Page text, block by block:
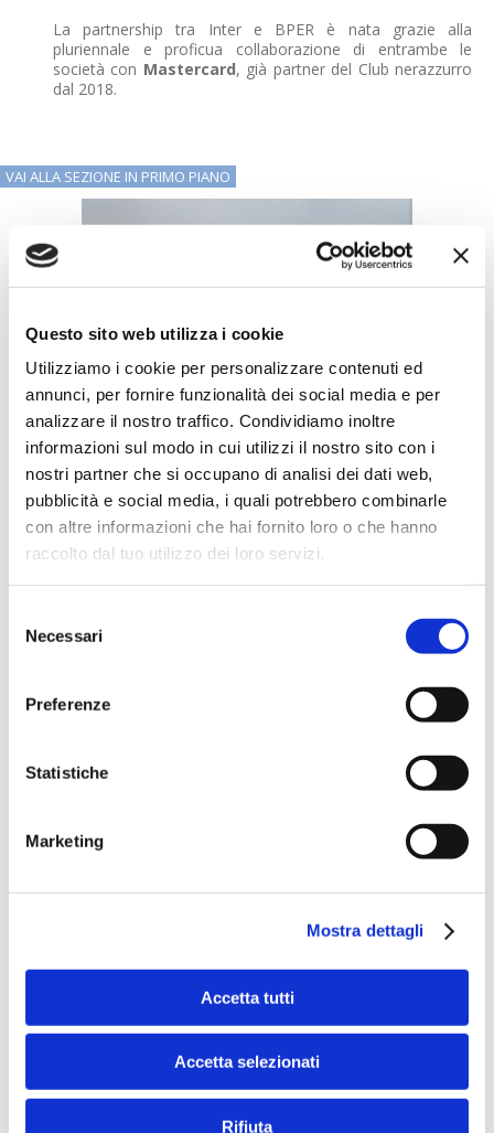
Questo sito web utilizza i cookie
Utilizziamo i cookie per personalizzare contenuti ed
annunci, per fornire funzionalità dei social media e per
analizzare il nostro traffico. Condividiamo inoltre
informazioni sul modo in cui utilizzi il nostro sito con i
nostri partner che si occupano di analisi dei dati web,
pubblicità e social media, i quali potrebbero combinarle
con altre informazioni che hai fornito loro o che hanno
raccolto dal tuo utilizzo dei loro servizi.
delNecessari
Preferenze
Statistiche
Marketing
Mostra dettagli
Accetta tutti
Accetta selezionati
Rifiuta
La partnership tra Inter e BPER è nata grazie alla
pluriennale e proficua collaborazione di entrambe le
società con Mastercard, già partner del Club nerazzurro
dal 2018.
VAI ALLA SEZIONE IN PRIMO PIANO
Speciali eventi
Banche per l'inclusione
Speciali eventi
L’appuntamento internazionale made in Italy sulle frontiere
dell’innovazione nei pagamenti
Vai alla pagina Speciali Eventi